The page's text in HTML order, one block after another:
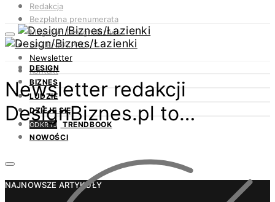
Redakcja
Bezpłatna prenumerata
Magazyn Design/Biznes
ŁAZIENKA.PRO
Newsletter
Kontakt
DESIGN
BIZNES
LUDZIE
DZIEJE SIĘ
ODKRYJ
TRENDBOOK
NOWOŚCI
NAJNOWSZE ARTYKUŁY
Newsletter redakcji
DesignBiznes.pl to…